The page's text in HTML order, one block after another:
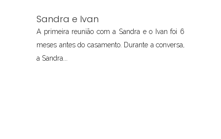
Sandra e Ivan
A primeira reunião com a Sandra e o Ivan foi 6
meses antes do casamento. Durante a conversa,
a Sandra...